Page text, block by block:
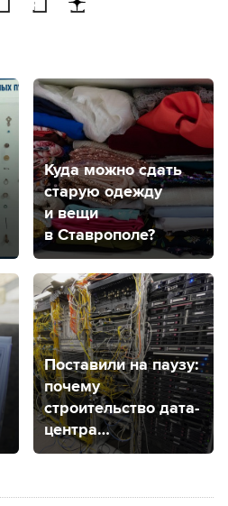
Куда можно сдать
старую одежду
и вещи
в Ставрополе?
Поставили на паузу:
почему
строительство дата-
центра
приостановили
ставропольчанам?